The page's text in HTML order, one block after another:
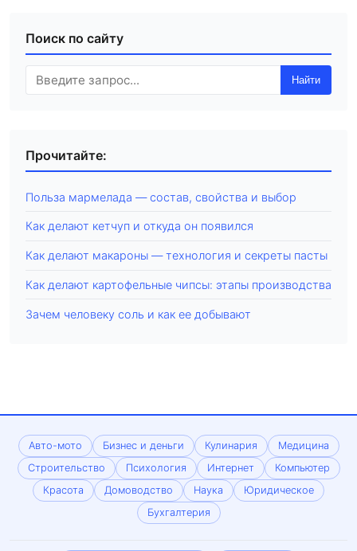
Поиск по сайту
Найти
Прочитайте:
Польза мармелада — состав, свойства и выбор
Как делают кетчуп и откуда он появился
Как делают макароны — технология и секреты пасты
Как делают картофельные чипсы: этапы производства
Зачем человеку соль и как ее добывают
Авто-мото Бизнес и деньги Кулинария
Медицина
Строительство
Психология Интернет
Компьютер
Красота
Домоводство Наука
Юридическое
Бухгалтерия